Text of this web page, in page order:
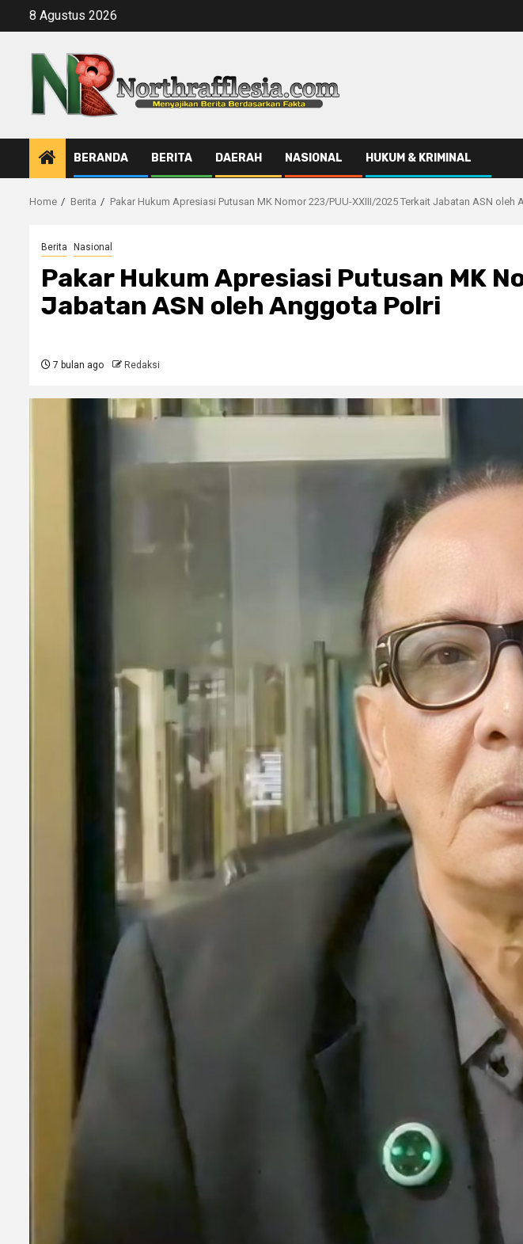
8 Agustus 2026
BERANDA BERITA DAERAH NASIONAL HUKUM & KRIMINAL
Home Berita Pakar Hukum Apresiasi Putusan MK Nomor 223/PUU-XXIII/2025 Terkait Jabatan ASN oleh
Berita Nasional
Pakar Hukum Apresiasi Putusan MK
Jabatan ASN oleh Anggota Polri
7 bulan ago Redaksi